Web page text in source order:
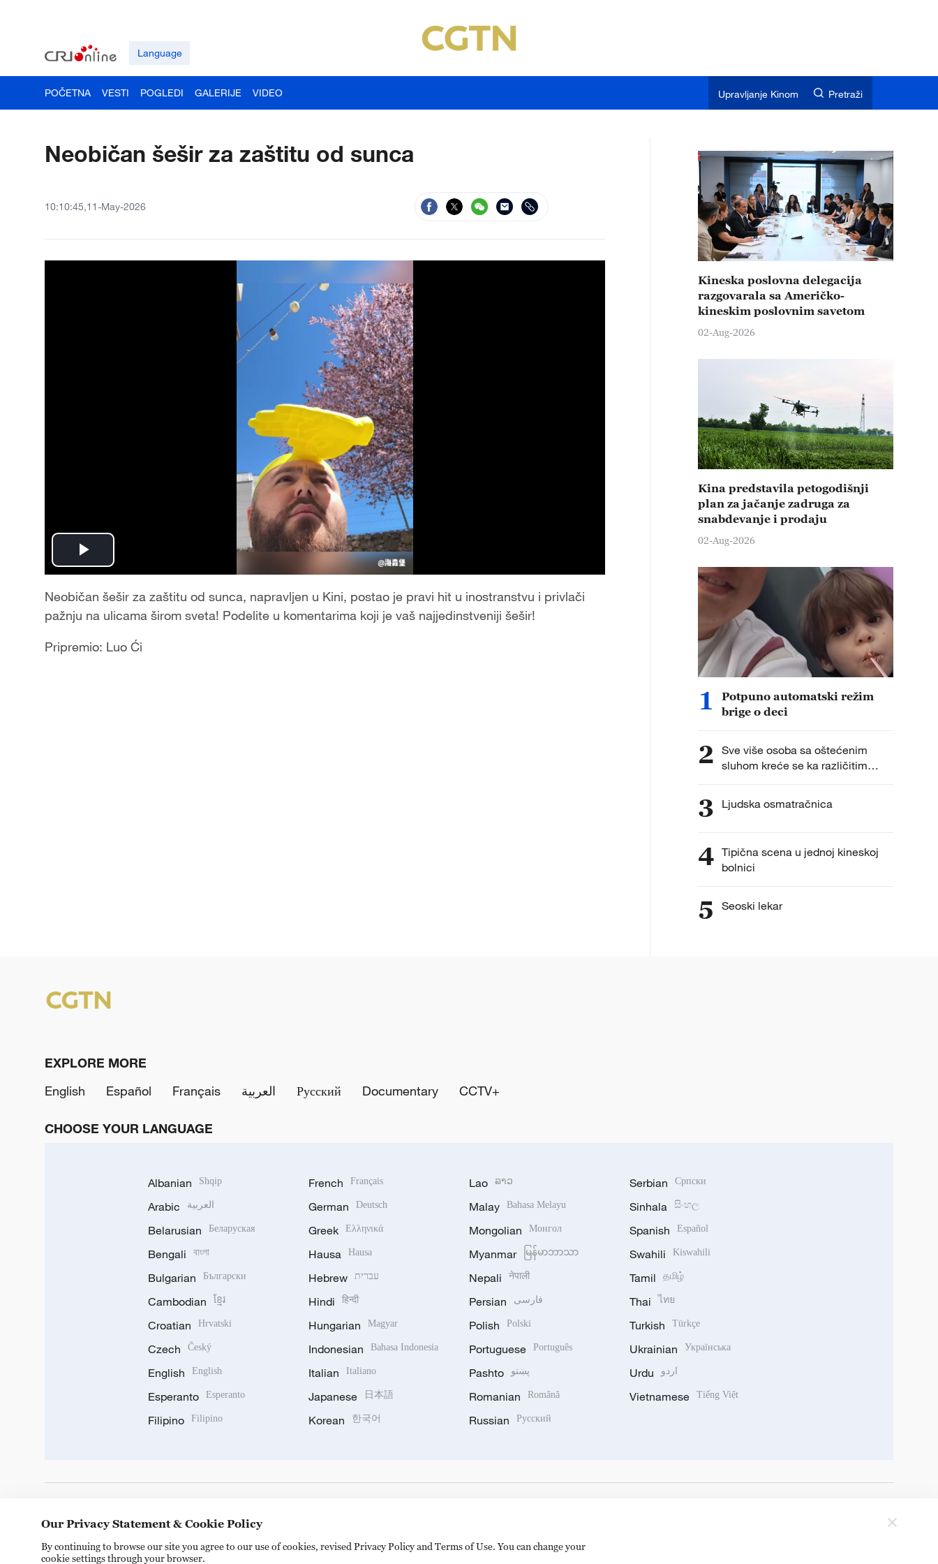
Language
POČETNA VESTI POGLEDI GALERIJE VIDEO Upravljanje Kinom Pretraži
Neobičan šešir za zaštitu od sunca
10:10:45,11-May-2026
Play
Video
Neobičan šešir za zaštitu od sunca, napravljen u Kini, postao je pravi hit u inostranstvu i privlači
pažnju na ulicama širom sveta! Podelite u komentarima koji je vaš najjedinstveniji šešir!
Pripremio: Luo Ći
Kineska poslovna delegacija
razgovarala sa Američko-
kineskim poslovnim savetom
02-Aug-2026
Kina predstavila petogodišnji
plan za jačanje zadruga za
snabdevanje i prodaju
02-Aug-2026
1
Potpuno automatski režim
brige o deci
2 Sve više osoba sa oštećenim
sluhom kreće se ka različitim
karijerama
3 Ljudska osmatračnica
4 Tipična scena u jednoj kineskoj
bolnici
5 Seoski lekar
EXPLORE MORE
English
Español Français العربية Русский Documentary CCTV+
CHOOSE YOUR LANGUAGE
Albanian Shqip
Arabic العربية
Belarusian Беларуская
Bengali বাংলা
Bulgarian Български
Cambodian ខ្មែរ
Croatian Hrvatski
Czech Český
English English
Esperanto Esperanto
Filipino Filipino
French Français
German Deutsch
Greek Ελληνικά
Hausa Hausa
Hebrew עברית
Hindi हिन्दी
Hungarian Magyar
Indonesian Bahasa Indonesia
Italian Italiano
Japanese 日本語
Korean 한국어
Lao ລາວ
Malay Bahasa Melayu
Mongolian Монгол
Myanmar မြန်မာဘာသာ
Nepali नेपाली
Persian فارسی
Polish Polski
Portuguese Português
Pashto پښتو
Romanian Română
Russian Русский
Serbian Српски
Sinhala සිංහල
Spanish Español
Swahili Kiswahili
Tamil தமிழ்
Thai ไทย
Turkish Türkçe
Ukrainian Українська
Urdu اردو
Vietnamese Tiếng Việt
Our Privacy Statement & Cookie Policy
By continuing to browse our site you agree to our use of cookies, revised Privacy Policy and Terms of Use. You can change your
cookie settings through your browser.